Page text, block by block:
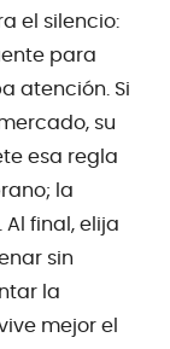
el silencio:
para
atención. Si
su
esa regla
la
final, elija
sin
la
mejor el